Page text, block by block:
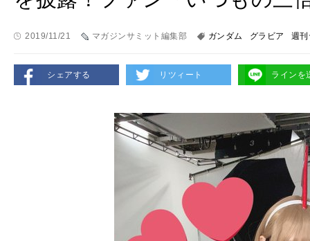
2019/11/21 マガジンサミット編集部 ガンダム グラビア 週
シェアする リツィート ラインを